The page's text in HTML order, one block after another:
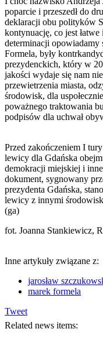
poparcie i przeszedł do
deklaracji obu polityków
kontynuację, co jest
determinacji opowiadamy
Formela, były
prezydenckich, który w
jakości wydaje się nam
przewietrzenia miasta,
środowisk, dla
poważnego traktowania
podpisów dla uchwał
Przed zakończeniem I
lewicy dla Gdańska
demokracji miejskiej i
dokument, sygnowany
prezydenta Gdańska,
lewicy z innymi
(ga)
fot. Joanna Stankiewicz,
Inne artykuły związane z:
jarosław
marek formela
Tweet
Related news items: